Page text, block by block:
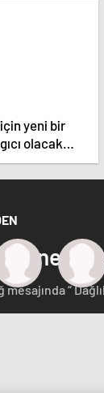
yeni bir
olacak
“